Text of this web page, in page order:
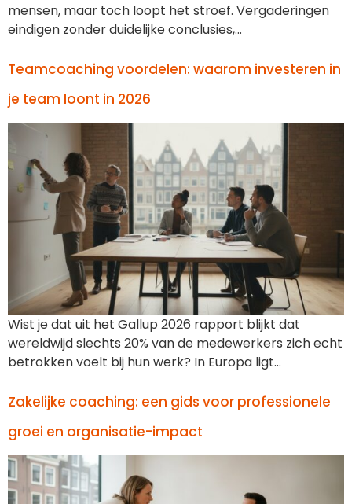
mensen, maar toch loopt het stroef. Vergaderingen
eindigen zonder duidelijke conclusies,…
Teamcoaching voordelen: waarom investeren in
je team loont in 2026
Wist je dat uit het Gallup 2026 rapport blijkt dat
wereldwijd slechts 20% van de medewerkers zich echt
betrokken voelt bij hun werk? In Europa ligt…
Zakelijke coaching: een gids voor professionele
groei en organisatie-impact